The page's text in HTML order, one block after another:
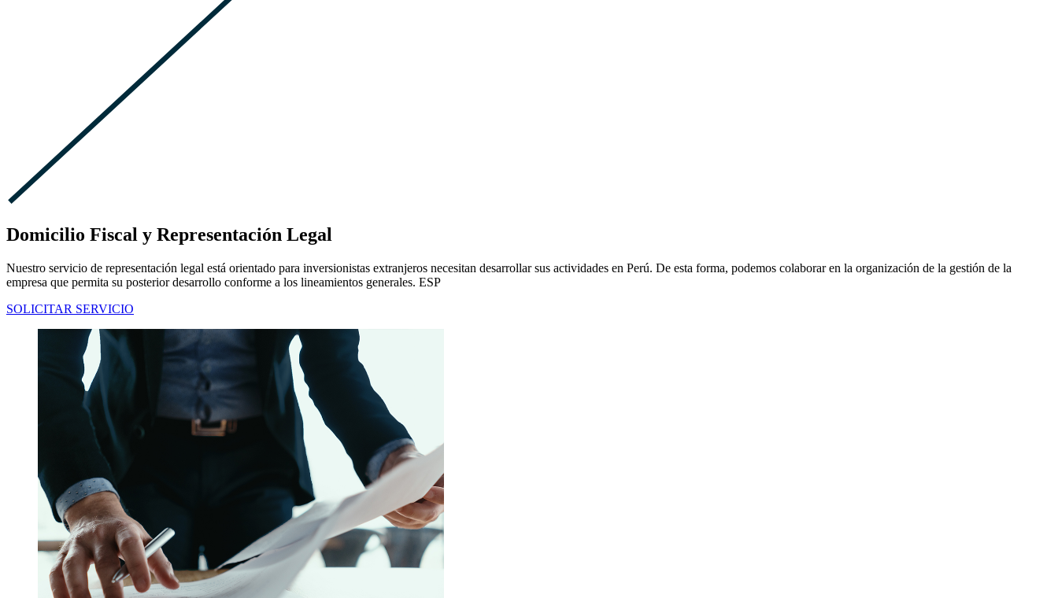
Domicilio Fiscal y Representación Legal
Nuestro servicio de representación legal está orientado para inversionistas extranjeros necesitan desarrollar sus actividades en Perú. De esta forma, podemos colaborar en la organización de la gestión de la
empresa que permita su posterior desarrollo conforme a los lineamientos generales. ESP
SOLICITAR SERVICIO